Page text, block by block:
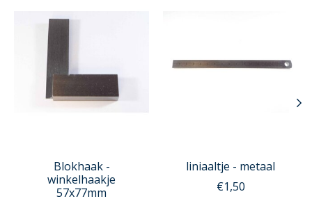
Blokhaak -
winkelhaakje
57x77mm
liniaaltje - metaal
€1,50